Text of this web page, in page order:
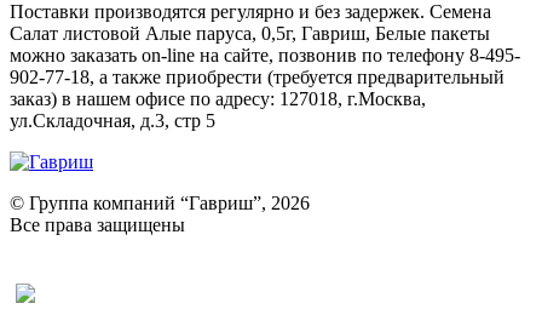
Поставки производятся регулярно и без задержек. Семена
Салат листовой Алые паруса, 0,5г, Гавриш, Белые пакеты
можно заказать on-line на сайте, позвонив по телефону 8-495-
902-77-18, а также приобрести (требуется предварительный
заказ) в нашем офисе по адресу: 127018, г.Москва,
ул.Складочная, д.3, стр 5
© Группа компаний “Гавриш”, 2026
Все права защищены